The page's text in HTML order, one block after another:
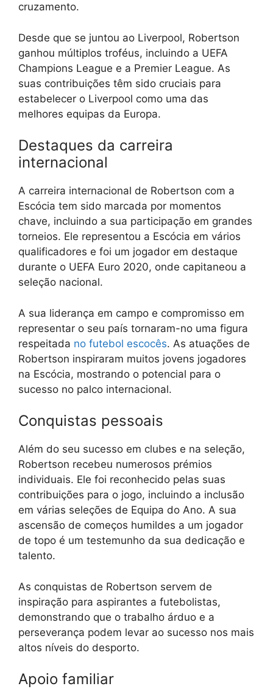
cruzamento.
Desde que se juntou ao Liverpool, Robertson
ganhou múltiplos troféus, incluindo a UEFA
Champions League e a Premier League. As
suas contribuições têm sido cruciais para
estabelecer o Liverpool como uma das
melhores equipas da Europa.
Destaques da carreira
internacional
A carreira internacional de Robertson com a
Escócia tem sido marcada por momentos
chave, incluindo a sua participação em grandes
torneios. Ele representou a Escócia em vários
qualificadores e foi um jogador em destaque
durante o UEFA Euro 2020, onde capitaneou a
seleção nacional.
A sua liderança em campo e compromisso em
representar o seu país tornaram-no uma figura
respeitada no futebol escocês. As atuações de
Robertson inspiraram muitos jovens jogadores
na Escócia, mostrando o potencial para o
sucesso no palco internacional.
Conquistas pessoais
Além do seu sucesso em clubes e na seleção,
Robertson recebeu numerosos prémios
individuais. Ele foi reconhecido pelas suas
contribuições para o jogo, incluindo a inclusão
em várias seleções de Equipa do Ano. A sua
ascensão de começos humildes a um jogador
de topo é um testemunho da sua dedicação e
talento.
As conquistas de Robertson servem de
inspiração para aspirantes a futebolistas,
demonstrando que o trabalho árduo e a
perseverança podem levar ao sucesso nos mais
altos níveis do desporto.
Apoio familiar